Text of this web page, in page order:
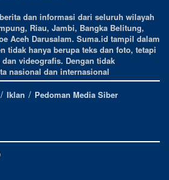
dan informasi dari seluruh wilayah
Riau, Jambi, Bangka Belitung,
Aceh Darusalam. Suma.id tampil dalam
tidak hanya berupa teks dan foto, tetapi
videografis. Dengan tidak
nasional dan internasional
Iklan Pedoman Media Siber